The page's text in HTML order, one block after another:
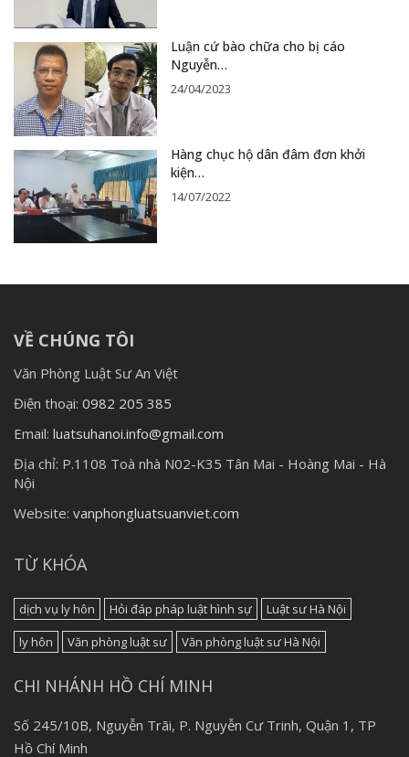
Luận cứ bào chữa cho bị cáo
Nguyễn…
24/04/2023
Hàng chục hộ dân đâm đơn khởi
kiện…
14/07/2022
VỀ CHÚNG TÔI
Văn Phòng Luật Sư An Việt
Điện thoại: 0982 205 385
Email: luatsuhanoi.info@gmail.com
Địa chỉ: P.1108 Toà nhà N02-K35 Tân Mai - Hoàng Mai - Hà
Nội
Website: vanphongluatsuanviet.com
TỪ KHÓA
dịch vụ ly hôn Hỏi đáp pháp luật hình sự
Luật sư Hà Nội
ly hôn
Văn phòng luật sư Văn phòng luật sư Hà Nội
CHI NHÁNH HỒ CHÍ MINH
Số 245/10B, Nguyễn Trãi, P. Nguyễn Cư Trinh, Quận 1, TP
Hồ Chí Minh